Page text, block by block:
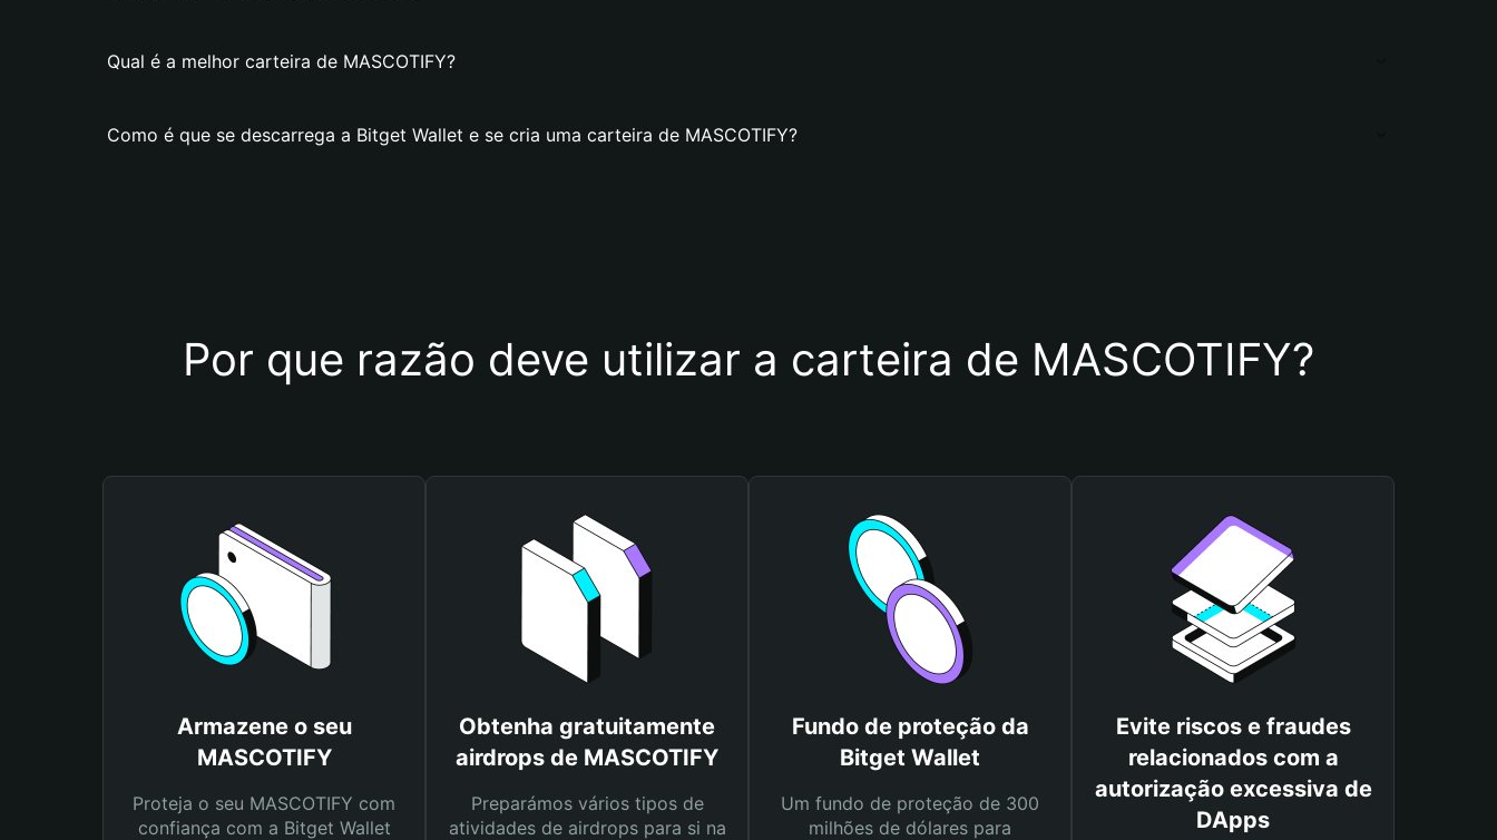
Qual é a melhor carteira de MASCOTIFY?
Como é que se descarrega a Bitget Wallet e se cria uma carteira de MASCOTIFY?
Por que razão deve utilizar a carteira de MASCOTIFY?
Armazene o seu
MASCOTIFY
Proteja o seu MASCOTIFY com
confiança com a Bitget Wallet
Obtenha gratuitamente
airdrops de MASCOTIFY
Preparámos vários tipos de
atividades de airdrops para si na
Fundo de proteção da
Bitget Wallet
Um fundo de proteção de 300
milhões de dólares para
Evite riscos e fraudes
relacionados com a
autorização excessiva de
DApps